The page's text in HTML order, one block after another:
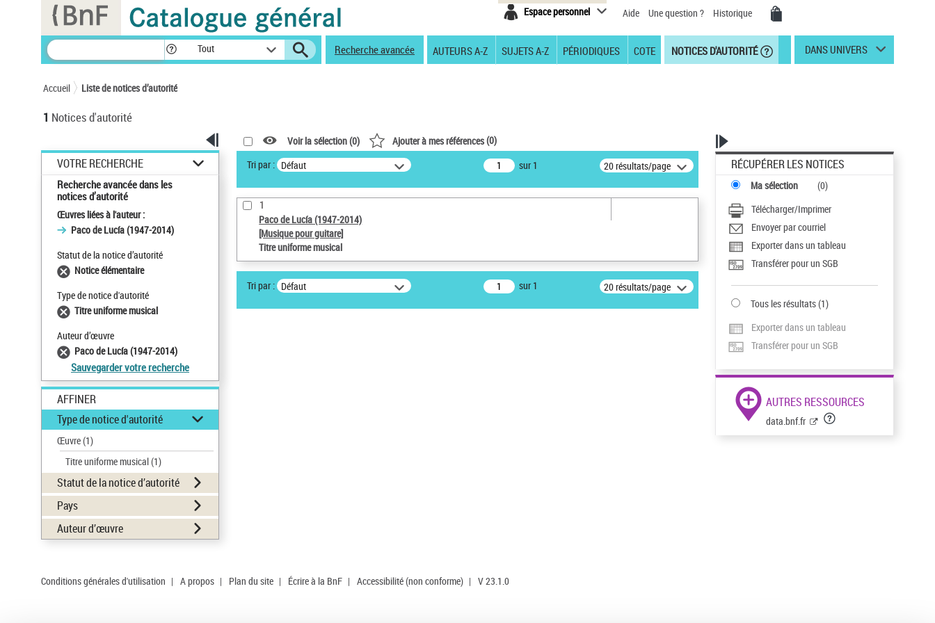
Espace personnel Aide Une question ? Historique
Tout Recherche avancée AUTEURS A-Z SUJETS A-Z PÉRIODIQUES COTE NOTICES D'AUTORITÉ DANS UNIVERS
Accueil Liste de notices d’autorité
1 Notices d'autorité
VOTRE RECHERCHE
Recherche avancée dans les
notices d’autorité
Œuvres liées à l'auteur :
Paco de Lucía (1947-2014)
Statut de la notice d’autorité
Notice élémentaire
Type de notice d'autorité
Titre uniforme musical
Auteur d’œuvre
Paco de Lucía (1947-2014)
Sauvegarder votre recherche
AFFINER
Type de notice d'autorité
Œuvre(1)
Titre uniforme musical(1)
Statut de la notice d’autorité
Pays
Auteur d’œuvre
Voir la sélection (0) Ajouter à mes références(0)
Tri par : Défaut sur 1 20 résultats/page
1
Paco de Lucía (1947-2014)
[Musique pour guitare]
Titre uniforme musical
Tri par : Défaut sur 1 20 résultats/page
RÉCUPÉRER LES NOTICES
Ma sélection (0)
Télécharger/Imprimer
Envoyer par courriel
Exporter dans un tableau
Transférer pour un SGB
Tous les résultats(1)
Exporter dans un tableau
Transférer pour un SGB
AUTRES RESSOURCES
data.bnf.fr
Conditions générales d'utilisation | A propos | Plan du site | Écrire à la BnF | Accessibilité (non conforme) | V 23.1.0
Panneau de gestion des cookies